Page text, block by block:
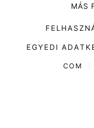
MÁS
EGYEDI
COM